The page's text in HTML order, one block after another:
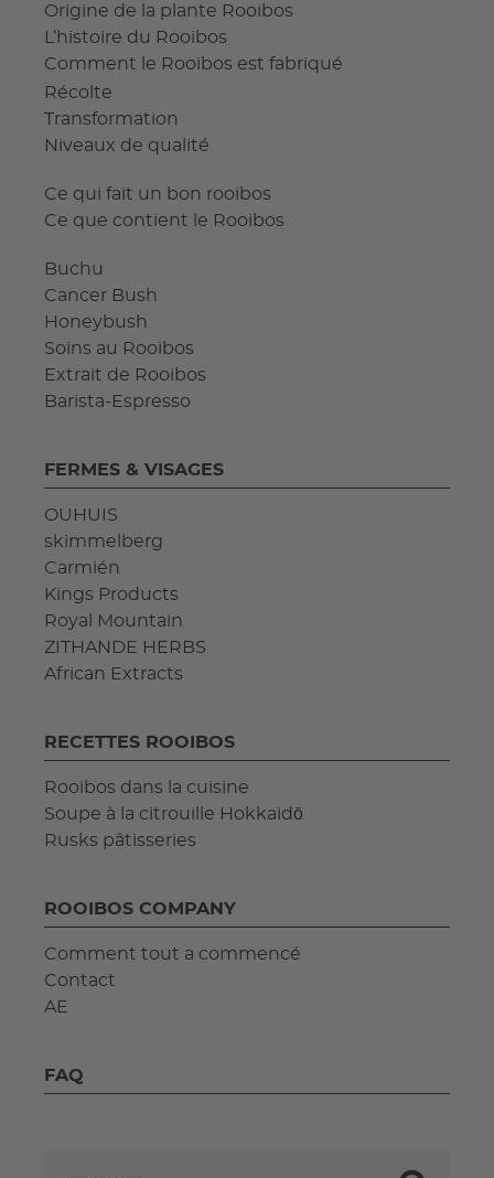
Origine de la plante Rooibos
L’histoire du Rooibos
Comment le Rooibos est fabriqué
Récolte
Transformation
Niveaux de qualité
Ce qui fait un bon rooibos
Ce que contient le Rooibos
Buchu
Cancer Bush
Honeybush
Soins au Rooibos
Extrait de Rooibos
Barista-Espresso
FERMES & VISAGES
OUHUIS
skimmelberg
Carmién
Kings Products
Royal Mountain
ZITHANDE HERBS
African Extracts
RECETTES ROOIBOS
Rooibos dans la cuisine
Soupe à la citrouille Hokkaidō
Rusks pâtisseries
ROOIBOS COMPANY
Comment tout a commencé
Contact
AE
FAQ